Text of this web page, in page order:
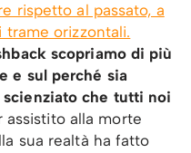
rispetto al passato, a
orizzontali.
scopriamo di più
e sul perché sia
scienziato che tutti noi
assistito alla morte
sua realtà ha fatto